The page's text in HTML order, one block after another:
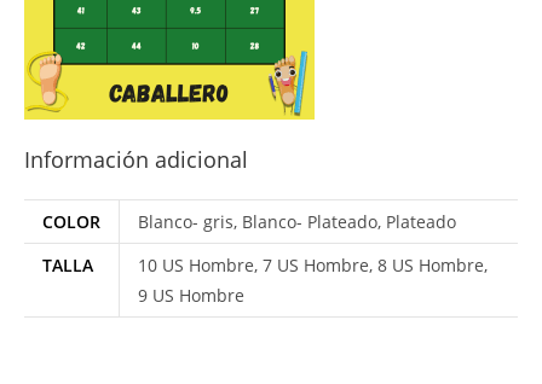
Información adicional
COLOR
Blanco- gris, Blanco- Plateado, Plateado
TALLA
10 US Hombre, 7 US Hombre, 8 US Hombre,
9 US Hombre